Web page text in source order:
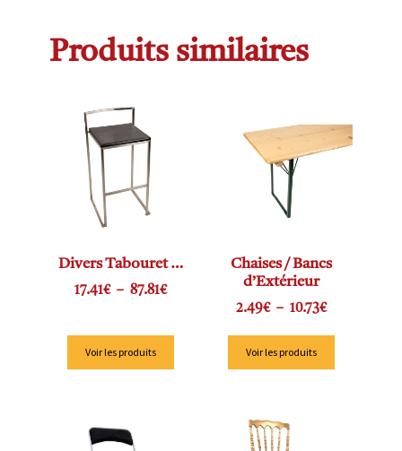
Produits similaires
Divers Tabouret …
17.41€ – 87.81€
Voir les produits
Chaises / Bancs
d’Extérieur
2.49€ – 10.73€
Voir les produits